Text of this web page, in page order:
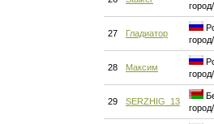
27 Гладиатор
28 Максим
29 SERZHIG_13